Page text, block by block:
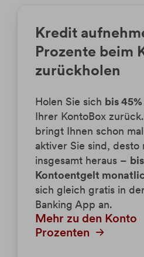
Kredit
Prozente beim
zurückholen
Holen Sie sich bis
Ihrer KontoBox
bringt Ihnen schon mal
aktiver Sie sind, desto
insgesamt heraus –
Kontoentgelt
sich gleich gratis in
Banking App an.
Mehr zu den Konto
Prozenten